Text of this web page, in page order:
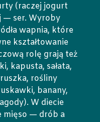
(raczej jogurt
— ser. Wyroby
wapnia, które
kształtowanie
rolę grają też
kapusta, sałata,
rośliny
banany,
W diecie
mięso — drób a